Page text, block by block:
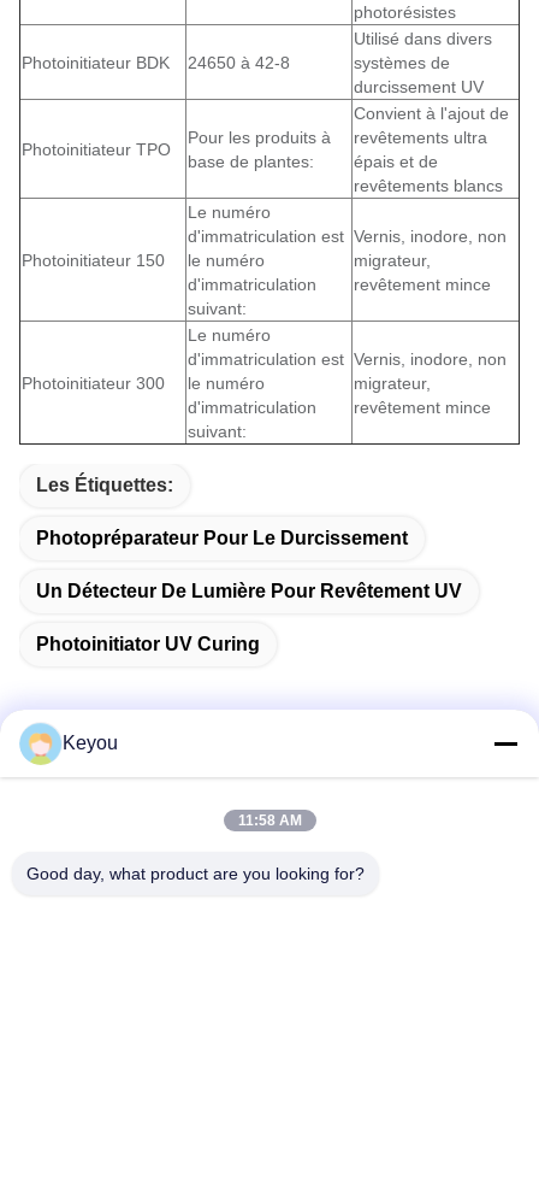
photorésistes
Photoinitiateur BDK 24650 à 42-8
Utilisé dans divers
systèmes de
durcissement UV
Photoinitiateur TPO
Pour les produits à
base de plantes:
Convient à l'ajout de
revêtements ultra
épais et de
revêtements blancs
Photoinitiateur 150
Le numéro
d'immatriculation est
le numéro
d'immatriculation
suivant:
Vernis, inodore, non
migrateur,
revêtement mince
Photoinitiateur 300
Le numéro
d'immatriculation est
le numéro
d'immatriculation
suivant:
Vernis, inodore, non
migrateur,
revêtement mince
Les Étiquettes:
Photopréparateur Pour Le Durcissement
Un Détecteur De Lumière Pour Revêtement UV
Photoinitiator UV Curing
Chambre 202, numéro 902, rue Xingnan, ville de Nancun,
Keyou
11:58 AM
Good day, what product are you looking for?